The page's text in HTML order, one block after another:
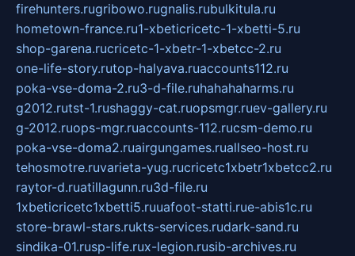
firehunters.rugribowo.rugnalis.rubulkitula.ru
hometown-france.ru1-xbeticricetc-1-xbetti-5.ru
shop-garena.rucricetc-1-xbetr-1-xbetcc-2.ru
one-life-story.rutop-halyava.ruaccounts112.ru
poka-vse-doma-2.ru3-d-file.ruhahahaharms.ru
g2012.rutst-1.rushaggy-cat.ruopsmgr.ruev-gallery.ru
g-2012.ruops-mgr.ruaccounts-112.rucsm-demo.ru
poka-vse-doma2.ruairgungames.ruallseo-host.ru
tehosmotre.ruvarieta-yug.rucricetc1xbetr1xbetcc2.ru
raytor-d.ruatillagunn.ru3d-file.ru
1xbeticricetc1xbetti5.ruuafoot-statti.rue-abis1c.ru
store-brawl-stars.rukts-services.rudark-sand.ru
sindika-01.rusp-life.rux-legion.rusib-archives.ru